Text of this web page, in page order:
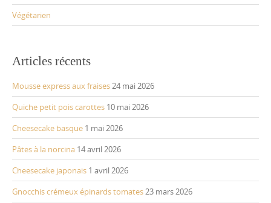
Végétarien
Articles récents
Mousse express aux fraises24 mai 2026
Quiche petit pois carottes 10 mai 2026
Cheesecake basque 1 mai 2026
Pâtes à la norcina 14 avril 2026
Cheesecake japonais 1 avril 2026
Gnocchis crémeux épinards tomates23 mars 2026